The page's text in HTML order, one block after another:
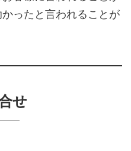
ったと言われることが
せ